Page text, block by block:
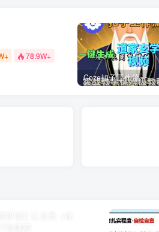
78.9W+
Coze扣子工作流一键生成道家玄学短视频，实战保姆级教程